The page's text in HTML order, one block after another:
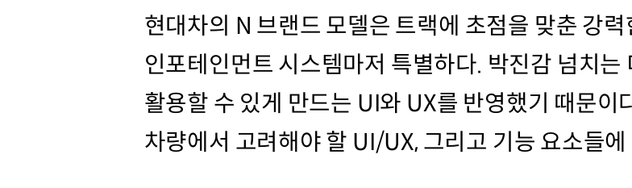
현대차의 N 브랜드 모델은 트랙에 초점을 맞춘 강
인포테인먼트 시스템마저 특별하다. 박진감 넘치는
활용할 수 있게 만드는 UI와 UX를 반영했기 때문이
차량에서 고려해야 할 UI/UX, 그리고 기능 요소들